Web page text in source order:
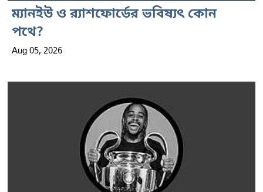
ম্যানইউ ও র‍্যাশফোর্ডের ভবিষ্যৎ কোন
পথে?
Aug 05, 2026